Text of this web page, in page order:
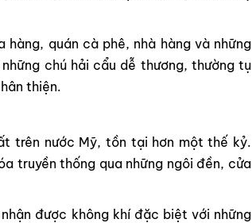
quán cà phê, nhà hàng và những
chú hải cẩu dễ thương, thường tụ
thiện.
trên nước Mỹ, tồn tại hơn một thế kỷ.
truyền thống qua những ngôi đền, cửa
được không khí đặc biệt với những